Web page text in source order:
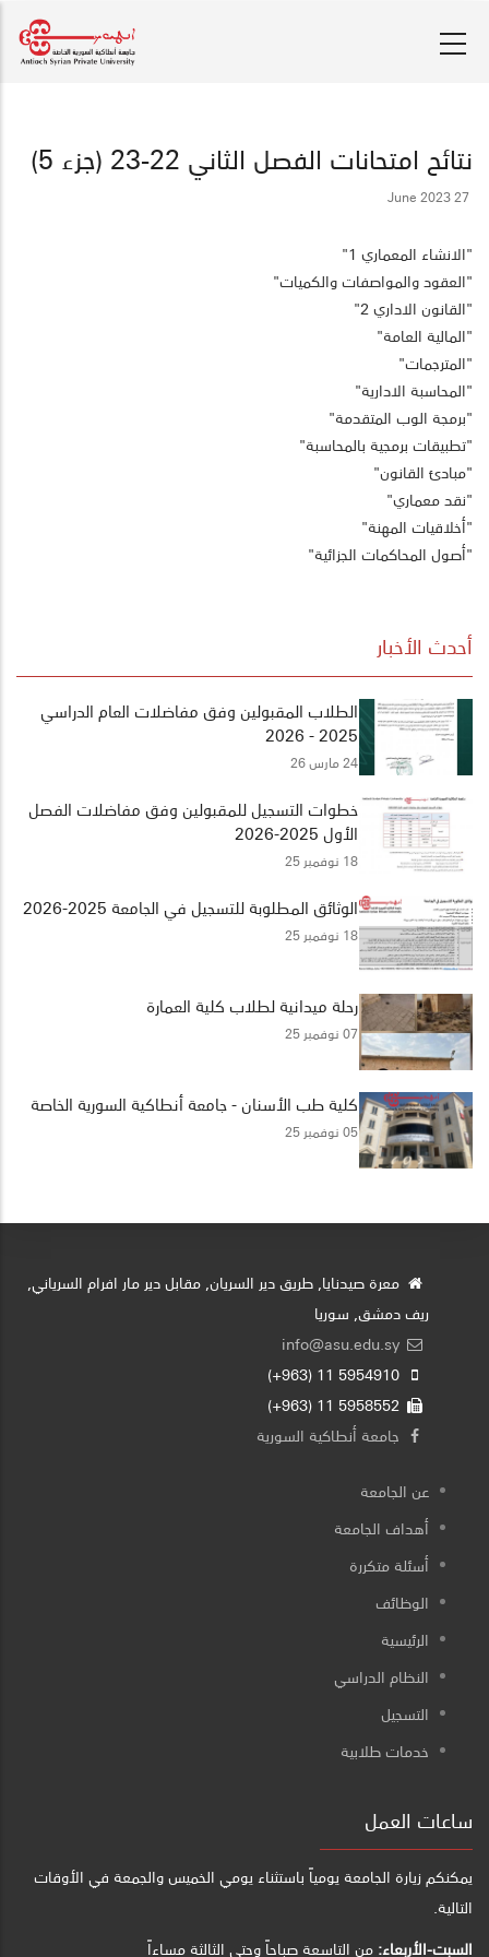
نتائح امتحانات الفصل الثاني 22-23 (جزء 5)
27 June 2023
"الانشاء المعماري 1"
"العقود والمواصفات والكميات"
"القانون الاداري 2"
"المالية العامة"
"المترجمات"
"المحاسبة الادارية"
"برمجة الوب المتقدمة"
"تطبيقات برمجية بالمحاسبة"
"مبادئ القانون"
"نقد معماري"
"أخلاقيات المهنة"
"أصول المحاكمات الجزائية"
أحدث الأخبار
الطلاب المقبولين وفق مفاضلات العام الدراسي
2025 - 2026
24 مارس 26
خطوات التسجيل للمقبولين وفق مفاضلات الفصل
الأول 2025-2026
18 نوفمبر 25
الوثائق المطلوبة للتسجيل في الجامعة 2025-2026
18 نوفمبر 25
رحلة ميدانية لطلاب كلية العمارة
07 نوفمبر 25
كلية طب الأسنان - جامعة أنطاكية السورية الخاصة
05 نوفمبر 25
معرة صيدنايا, طريق دير السريان, مقابل دير مار افرام السرياني,
ريف دمشق, سوريا
جامعة أنطاكية السورية
عن الجامعة
أهداف الجامعة
أسئلة متكررة
الوظائف
الرئيسية
النظام الدراسي
التسجيل
خدمات طلابية
ساعات العمل
يمكنكم زيارة الجامعة يومياً باستثناء يومي الخميس والجمعة في الأوقات
التالية.
السبت-الأربعاء:من التاسعة صباحاً وحتى الثالثة مساءاً